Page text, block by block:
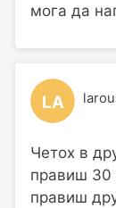
мога да
LA
Четох в
правиш 30
правиш